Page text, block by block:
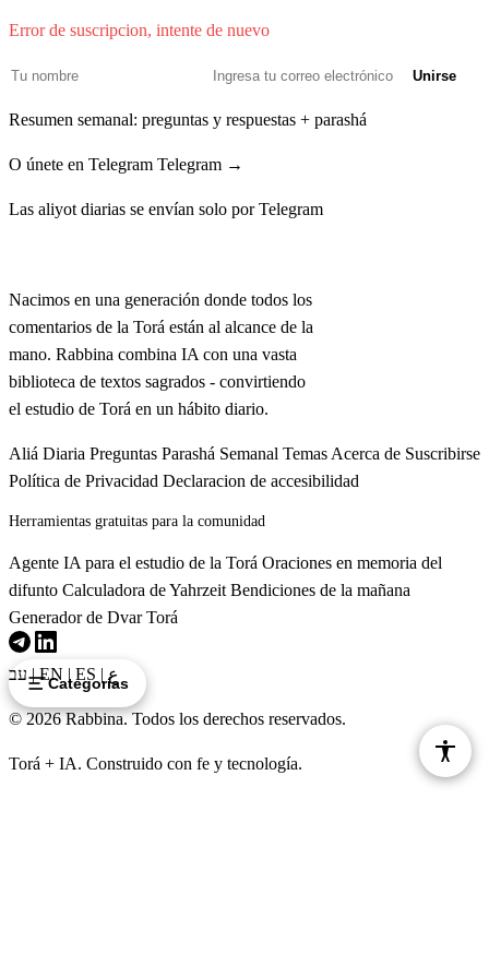
Categorías
Error de suscripcion, intente de nuevo
Unirse
Resumen semanal: preguntas y respuestas + parashá
O únete en Telegram Telegram →
Las aliyot diarias se envían solo por Telegram
Nacimos en una generación donde todos los
comentarios de la Torá están al alcance de la
mano. Rabbina combina IA con una vasta
biblioteca de textos sagrados - convirtiendo
el estudio de Torá en un hábito diario.
Aliá Diaria Preguntas Parashá Semanal Temas Acerca de Suscribirse
Política de Privacidad Declaracion de accesibilidad
Herramientas gratuitas para la comunidad
Agente IA para el estudio de la Torá Oraciones en memoria del
difunto Calculadora de Yahrzeit Bendiciones de la mañana
Generador de Dvar Torá
עב|EN | ES | ع
© 2026 Rabbina. Todos los derechos reservados.
Torá + IA. Construido con fe y tecnología.